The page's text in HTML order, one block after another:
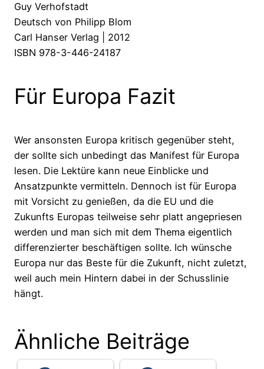
Guy Verhofstadt
Deutsch von Philipp Blom
Carl Hanser Verlag | 2012
ISBN 978-3-446-24187
Für Europa Fazit
Wer ansonsten Europa kritisch gegenüber steht,
der sollte sich unbedingt das Manifest für Europa
lesen. Die Lektüre kann neue Einblicke und
Ansatzpunkte vermitteln. Dennoch ist für Europa
mit Vorsicht zu genießen, da die EU und die
Zukunfts Europas teilweise sehr platt angepriesen
werden und man sich mit dem Thema eigentlich
differenzierter beschäftigen sollte. Ich wünsche
Europa nur das Beste für die Zukunft, nicht zuletzt,
weil auch mein Hintern dabei in der Schusslinie
hängt.
Ähnliche Beiträge